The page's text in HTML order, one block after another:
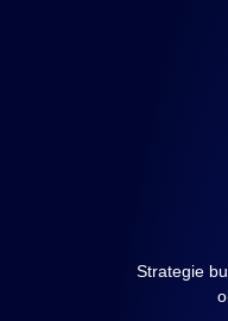
Strategie